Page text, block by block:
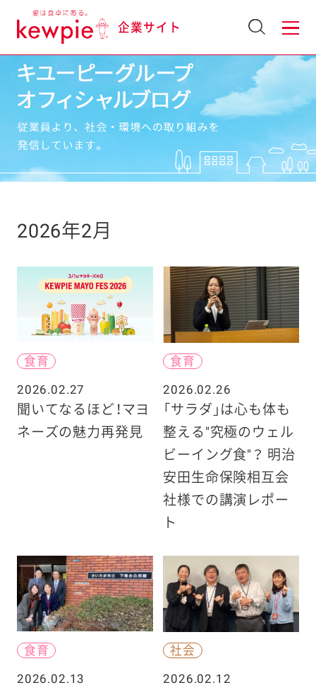
企業サイト
2026年2月
食育
2026.02.27
聞いてなるほど！マヨ
ネーズの魅力再発見
食育
2026.02.26
「サラダ」は心も体も
整える"究極のウェル
ビーイング食"？ 明治
安田生命保険相互会
社様での講演レポー
ト
食育
2026.02.13
社会
2026.02.12